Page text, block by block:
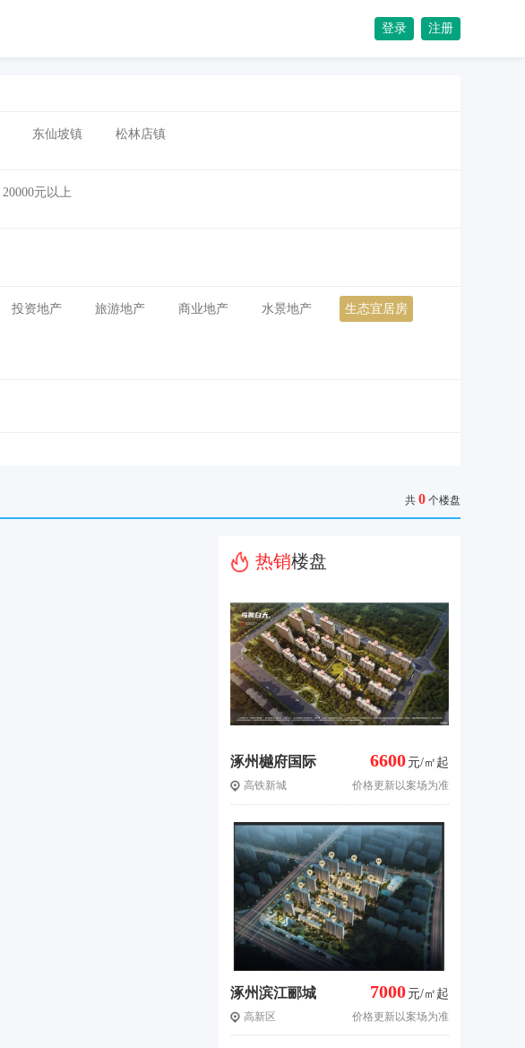
登录 注册
东仙坡镇 松林店镇
20000元以上
投资地产 旅游地产 商业地产 水景地产 生态宜居房
共 0 个楼盘
热销楼盘
涿州樾府国际 元/㎡起
6600
高铁新城 价格更新以案场为准
涿州滨江郦城 元/㎡起
7000
高新区 价格更新以案场为准